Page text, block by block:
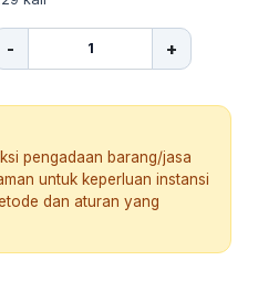
- +
pengadaan barang/jasa
untuk keperluan instansi
dan aturan yang